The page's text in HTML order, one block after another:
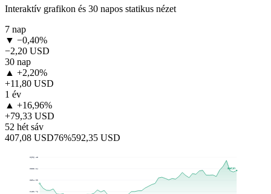
Interaktív grafikon és 30 napos statikus nézet
7 nap
▼ −0,40%
−2,20 USD
30 nap
▲ +2,20%
+11,80 USD
1 év
▲ +16,96%
+79,33 USD
52 hét sáv
407,08 USD76%592,35 USD
$452,76
$504,00
$555,24
$606,48
$547,01